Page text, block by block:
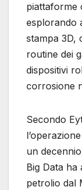
piattaforme
esplorando
stampa 3D,
routine dei
dispositivi
corrosione
Secondo
un
Big Data
petrolio dal